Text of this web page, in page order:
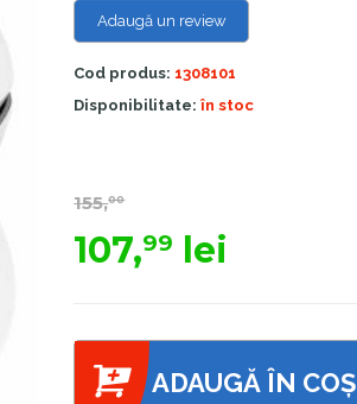
Adaugă un review
Cod produs: 1308101
Disponibilitate: în stoc
155,00
107,99 lei
ADAUGĂ ÎN COȘ